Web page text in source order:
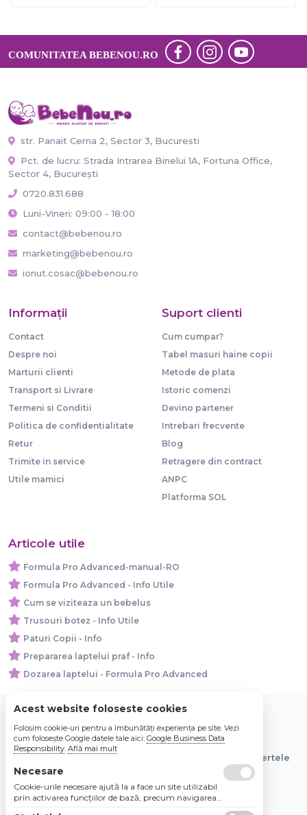
COMUNITATEA BEBENOU.RO
str. Panait Cerna 2, Sector 3, Bucuresti
Pct. de lucru: Strada Intrarea Binelui 1A, Fortuna Office,
Sector 4, București
0720.831.688
Luni-Vineri: 09:00 - 18:00
contact@bebenou.ro
marketing@bebenou.ro
ionut.cosac@bebenou.ro
Informaţii
Contact
Despre noi
Marturii clienti
Transport si Livrare
Termeni si Conditii
Politica de confidentialitate
Retur
Trimite in service
Utile mamici
Suport clienti
Cum cumpar?
Tabel masuri haine copii
Metode de plata
Istoric comenzi
Devino partener
Intrebari frecvente
Blog
Retragere din contract
ANPC
Platforma SOL
Articole utile
Formula Pro Advanced-manual-RO
Formula Pro Advanced - Info Utile
Cum se viziteaza un bebelus
Trusouri botez - Info Utile
Paturi Copii - Info
Prepararea laptelui praf - Info
Dozarea laptelui - Formula Pro Advanced
© 2026 Bebe Nou Online Store SRL
Toate preturile sunt exprimate in lei si includ tva. Ofertele
sunt valabile in limita stocului disponibil.
Acest website foloseste cookies
Folosim cookie-uri pentru a îmbunătăți experiența pe site. Vezi
cum folosește Google datele tale aici: Google Business Data
Responsibility. Află mai mult
Necesare
Cookie-urile necesare ajută la a face un site utilizabil
prin activarea funcţiilor de bază, precum navigarea